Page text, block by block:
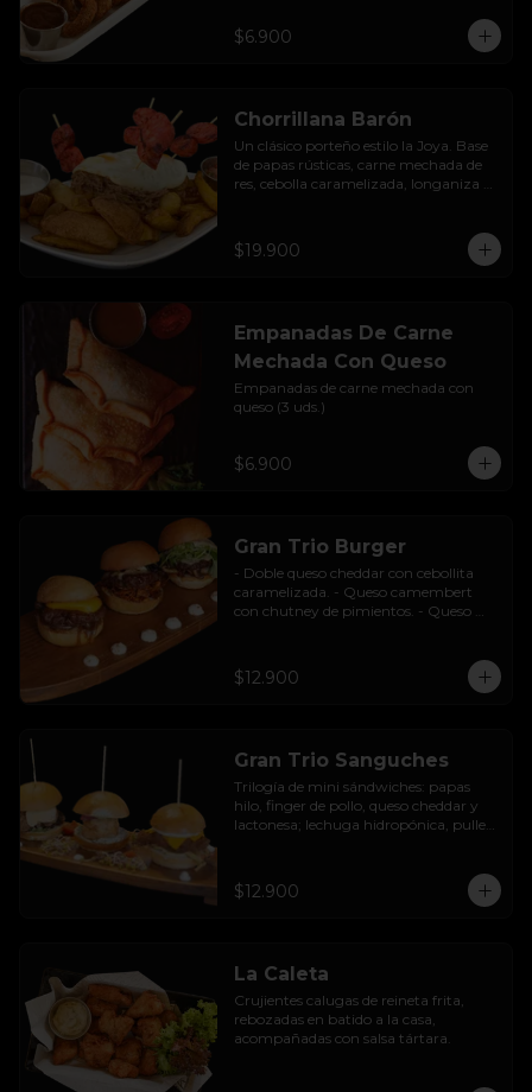
$6.900
Chorrillana Barón
Un clásico porteño estilo la Joya. Base
de papas rústicas, carne mechada de
res, cebolla caramelizada, longaniza
$19.900
Empanadas De Carne
Mechada Con Queso
Empanadas de carne mechada con
queso (3 uds.)
$6.900
Gran Trio Burger
- Doble queso cheddar con cebollita
caramelizada. - Queso camembert
con chutney de pimientos. - Queso
$12.900
Gran Trio Sanguches
Trilogía de mini sándwiches: papas
hilo, finger de pollo, queso cheddar y
lactonesa; lechuga hidropónica, pulled
salsa tártara, cebolla encurtida,
mayonesa y palta.
$12.900
La Caleta
Crujientes calugas de reineta frita,
rebozadas en batido a la casa,
acompañadas con salsa tártara.